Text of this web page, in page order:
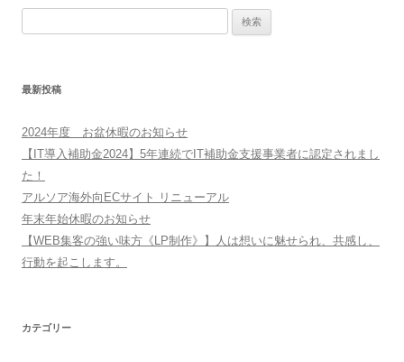
最新投稿
2024年度 お盆休暇のお知らせ
【IT導入補助金2024】5年連続でIT補助金支援事業者に認定されまし
た！
アルソア海外向ECサイト リニューアル
年末年始休暇のお知らせ
【WEB集客の強い味方《LP制作》】人は想いに魅せられ、共感し、
行動を起こします。
カテゴリー